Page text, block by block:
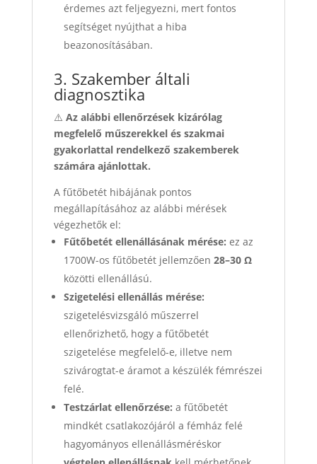
érdemes azt feljegyezni, mert fontos
segítséget nyújthat a hiba
beazonosításában.
3. Szakember általi
diagnosztika
⚠️ Az alábbi ellenőrzések kizárólag
megfelelő műszerekkel és szakmai
gyakorlattal rendelkező szakemberek
számára ajánlottak.
A fűtőbetét hibájának pontos
megállapításához az alábbi mérések
végezhetők el:
Fűtőbetét ellenállásának mérése: ez az
1700W-os fűtőbetét jellemzően 28–30 Ω
közötti ellenállású.
Szigetelési ellenállás mérése:
szigetelésvizsgáló műszerrel
ellenőrizhető, hogy a fűtőbetét
szigetelése megfelelő-e, illetve nem
szivárogtat-e áramot a készülék fémrészei
felé.
Testzárlat ellenőrzése: a fűtőbetét
mindkét csatlakozójáról a fémház felé
hagyományos ellenállásméréskor